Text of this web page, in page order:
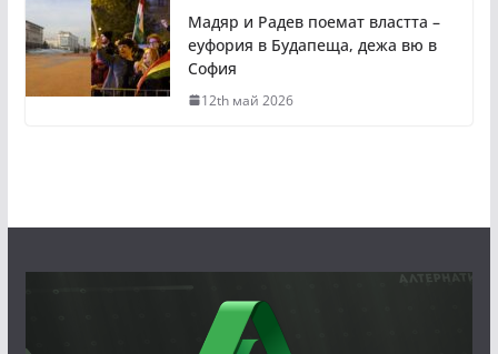
Мадяр и Радев поемат властта –
еуфория в Будапеща, дежа вю в
София
12th май 2026